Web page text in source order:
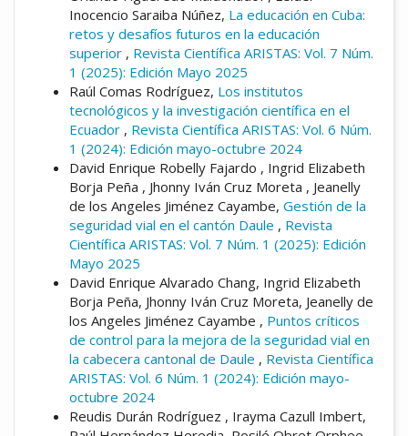
Inocencio Saraiba Núñez, La educación en Cuba:
retos y desafíos futuros en la educación
superior , Revista Científica ARISTAS: Vol. 7 Núm.
1 (2025): Edición Mayo 2025
Raúl Comas Rodríguez, Los institutos
tecnológicos y la investigación científica en el
Ecuador , Revista Científica ARISTAS: Vol. 6 Núm.
1 (2024): Edición mayo-octubre 2024
David Enrique Robelly Fajardo , Ingrid Elizabeth
Borja Peña , Jhonny Iván Cruz Moreta , Jeanelly
de los Angeles Jiménez Cayambe, Gestión de la
seguridad vial en el cantón Daule , Revista
Científica ARISTAS: Vol. 7 Núm. 1 (2025): Edición
Mayo 2025
David Enrique Alvarado Chang, Ingrid Elizabeth
Borja Peña, Jhonny Iván Cruz Moreta, Jeanelly de
los Angeles Jiménez Cayambe , Puntos críticos
de control para la mejora de la seguridad vial en
la cabecera cantonal de Daule , Revista Científica
ARISTAS: Vol. 6 Núm. 1 (2024): Edición mayo-
octubre 2024
Reudis Durán Rodríguez , Irayma Cazull Imbert,